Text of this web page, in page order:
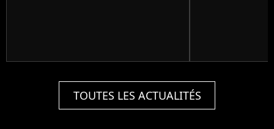
TOUTES LES ACTUALITÉS